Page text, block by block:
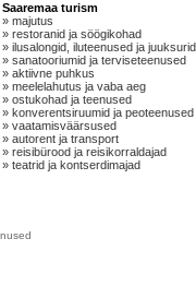
Saaremaa turism
» majutus
» restoranid ja söögikohad
» ilusalongid, iluteenused ja juuksurid
» sanatooriumid ja terviseteenused
» aktiivne puhkus
» meelelahutus ja vaba aeg
» ostukohad ja teenused
» konverentsiruumid ja peoteenused
» vaatamisväärsused
» autorent ja transport
» reisibürood ja reisikorraldajad
» teatrid ja kontserdimajad